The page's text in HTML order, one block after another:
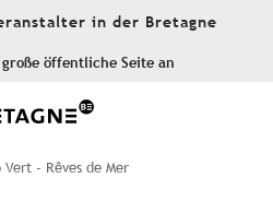
in der Bretagne
öffentliche Seite an
- Rêves de Mer